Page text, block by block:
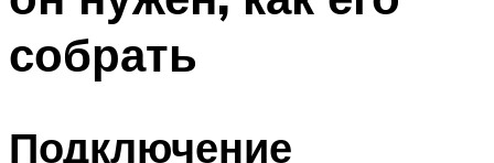
собрать
Подключение